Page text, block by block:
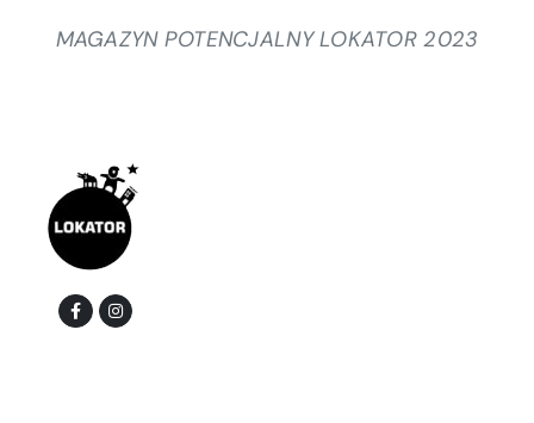
MAGAZYN POTENCJALNY LOKATOR 2023